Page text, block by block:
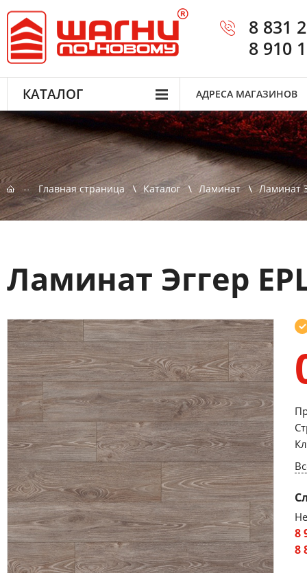
8 831
8 910
КАТАЛОГ АДРЕСА МАГАЗИНОВ
Главная страница Каталог Ламинат Ламинат
Ламинат Эггер
8
8